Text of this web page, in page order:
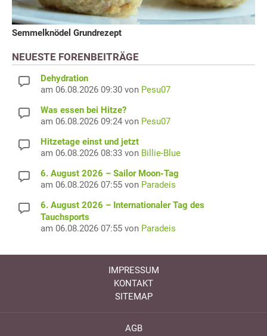
Semmelknödel Grundrezept
NEUESTE FORENBEITRÄGE
Dehydration
am 06.08.2026 09:30 von Pesu07
Was essen bei Hitze?
am 06.08.2026 09:24 von Pesu07
Hitzetage einst und jetzt
am 06.08.2026 08:33 von Billie-Blue
6. August 2026 – Sailor Moon-Tag
am 06.08.2026 07:55 von Paradeis
6. August 2026 – Internationaler Tag des
Tauchsports
am 06.08.2026 07:55 von Paradeis
IMPRESSUM
KONTAKT
SITEMAP
AGB